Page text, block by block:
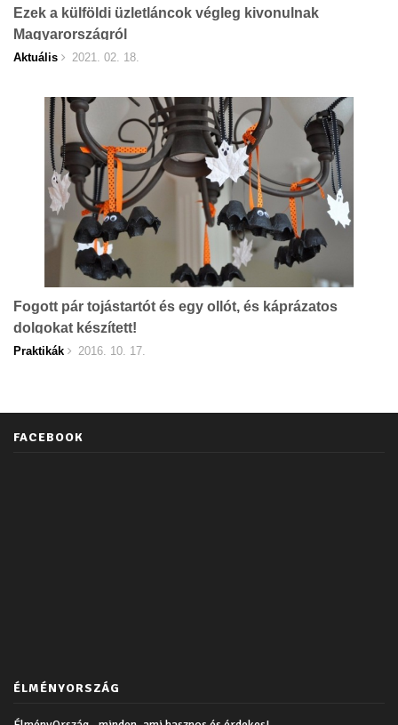
Ezek a külföldi üzletláncok végleg kivonulnak
Magyarországról
Aktuális 2021. 02. 18.
Fogott pár tojástartót és egy ollót, és káprázatos
dolgokat készített!
Praktikák 2016. 10. 17.
FACEBOOK
ÉLMÉNYORSZÁG